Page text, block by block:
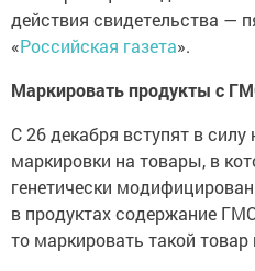
действия свидетельства —
«Российская газета».
Маркировать продукты с
С 26 декабря вступят в
маркировки на товары, в
генетически
в продуктах содержание
то маркировать такой товар